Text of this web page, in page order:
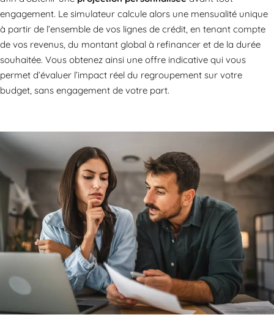
engagement. Le simulateur calcule alors une mensualité unique
à partir de l’ensemble de vos lignes de crédit, en tenant compte
de vos revenus, du montant global à refinancer et de la durée
souhaitée. Vous obtenez ainsi une offre indicative qui vous
permet d’évaluer l’impact réel du regroupement sur votre
budget, sans engagement de votre part.